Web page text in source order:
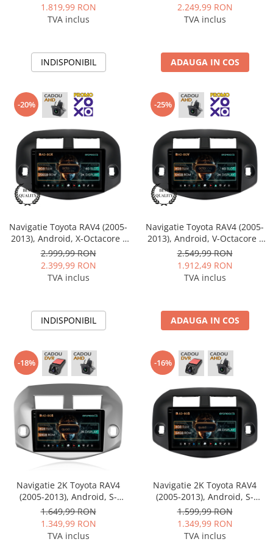
Camere Renault
Camere Citroen
Camere Peugeot
Camere Fiat
Camere înregistrare trafic
Accesorii multimedia
Conectică Auto
Conectică Audi
Conectică Volkswagen
Conectică Ford
Conectică Opel
Conectică Skoda
Conectică Honda
Conectică Chevrolet
Conectică Suzuki
Conectică Renault
Inch - AD-BGB10006+AD-
BGRKIT069B
1.819,99 RON
TVA inclus
INDISPONIBIL
Inch - AD-BGZ10008+AD-
BGRKIT069B
2.249,99 RON
TVA inclus
ADAUGA IN COS
-20%
Navigatie Toyota RAV4 (2005-
2013), Android, X-Octacore /
8GB RAM + 256GB ROM, 10.36
Inch - AD-BGX10008+AD-
BGRKIT069B
2.999,99 RON
2.399,99 RON
TVA inclus
INDISPONIBIL
-25%
Navigatie Toyota RAV4 (2005-
2013), Android, V-Octacore /
4GB RAM + 64GB ROM, 10.36
Inch - AD-BGV10004+AD-
BGRKIT069B
2.549,99 RON
1.912,49 RON
TVA inclus
ADAUGA IN COS
-18%
Navigatie 2K Toyota RAV4
(2005-2013), Android, S-
Quadcore / 4GB RAM + 64GB
ROM, 10.36 Inch - AD-
BGS100042K+AD-BGRKIT069A
1.649,99 RON
1.349,99 RON
TVA inclus
-16%
Navigatie 2K Toyota RAV4
(2005-2013), Android, S-
Quadcore / 4GB RAM + 64GB
ROM, 10.36 Inch - AD-
BGS100042K+AD-BGRKIT069B
1.599,99 RON
1.349,99 RON
TVA inclus